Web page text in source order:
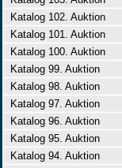
Katalog 102. Auktion
Katalog 101. Auktion
Katalog 100. Auktion
Katalog 99. Auktion
Katalog 98. Auktion
Katalog 97. Auktion
Katalog 96. Auktion
Katalog 95. Auktion
Katalog 94. Auktion